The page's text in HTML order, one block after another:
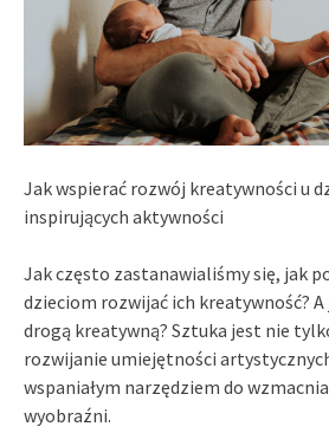
Jak wspierać rozwój kreatywności u
inspirujących aktywności
Jak często zastanawialiśmy się, jak
dzieciom rozwijać ich kreatywność?
drogą kreatywną? Sztuka jest nie
rozwijanie umiejętności
wspaniałym narzędziem do
wyobraźni.